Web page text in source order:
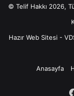
© Telif Hakkı 2026,
Hazır Web Sitesi-
Anasayfa